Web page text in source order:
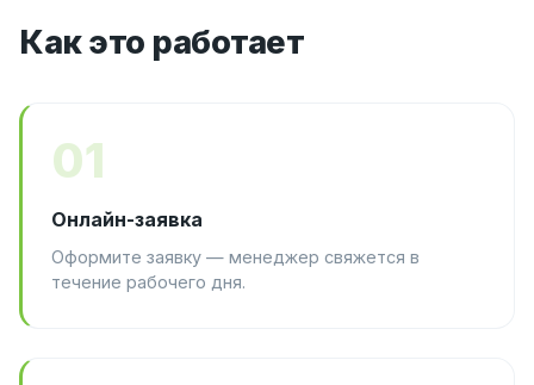
Как это работает
01
Онлайн-заявка
Оформите заявку — менеджер свяжется в
течение рабочего дня.